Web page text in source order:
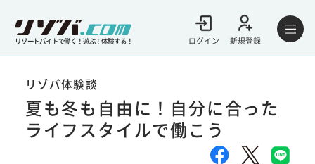
リゾートバイトで働く！遊ぶ！体験する！ ログイン 新規登録
リゾバ体験談
夏も冬も自由に！自分に合った
ライフスタイルで働こう